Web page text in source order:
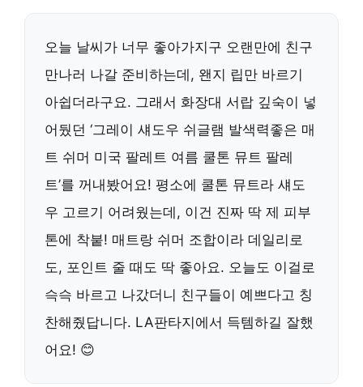
오늘 날씨가 너무 좋아가지구 오랜만에 친구
만나러 나갈 준비하는데, 왠지 립만 바르기
아쉽더라구요. 그래서 화장대 서랍 깊숙이 넣
어뒀던 ‘그레이 섀도우 쉬글램 발색력좋은 매
트 쉬머 미국 팔레트 여름 쿨톤 뮤트 팔레
트’를 꺼내봤어요! 평소에 쿨톤 뮤트라 섀도
우 고르기 어려웠는데, 이건 진짜 딱 제 피부
톤에 착붙! 매트랑 쉬머 조합이라 데일리로
도, 포인트 줄 때도 딱 좋아요. 오늘도 이걸로
슥슥 바르고 나갔더니 친구들이 예쁘다고 칭
찬해줬답니다. LA판타지에서 득템하길 잘했
어요! 😊